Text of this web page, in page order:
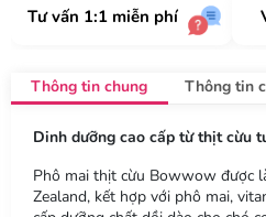
Tư vấn 1:1 miễn phí
Thông tin chung Thông tin
Dinh dưỡng cao cấp từ thịt cừu
Phô mai thịt cừu Bowwow được
Zealand, kết hợp với phô mai,